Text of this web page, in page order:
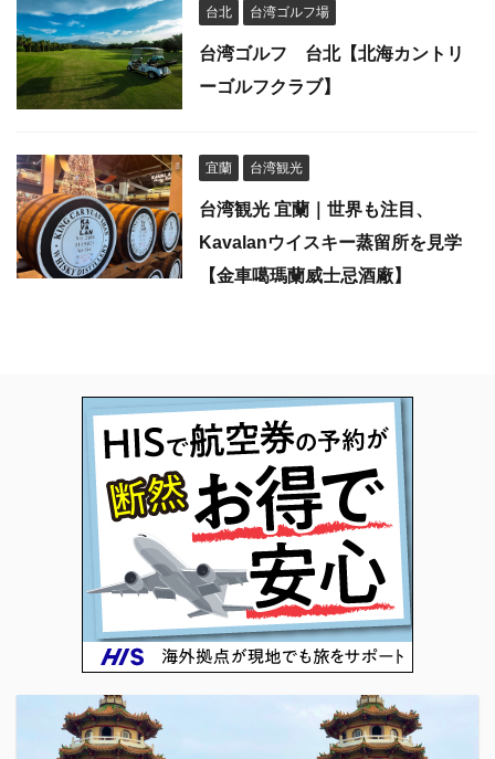
台北 台湾ゴルフ場
台湾ゴルフ 台北【北海カントリ
ーゴルフクラブ】
宜蘭 台湾観光
台湾観光 宜蘭｜世界も注目、
Kavalanウイスキー蒸留所を見学
【金車噶瑪蘭威士忌酒廠】